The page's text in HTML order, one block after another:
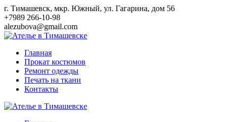
Перейти
к
контенту
г. Тимашевск, мкр. Южный, ул. Гагарина, дом 56
+7989 266-10-98
alezubova@gmail.com
Главная
Прокат костюмов
Ремонт одежды
Печать на ткани
Контакты